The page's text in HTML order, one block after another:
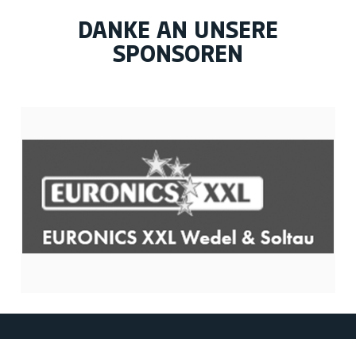
DANKE AN UNSERE
SPONSOREN